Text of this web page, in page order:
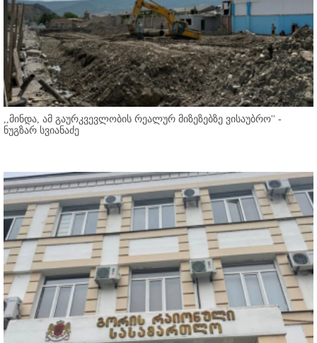
,,მინდა, ამ გაურკვევლობის რეალურ მიზეზებზე ვისაუბრო'' -
ნუგზარ სვიანაძე